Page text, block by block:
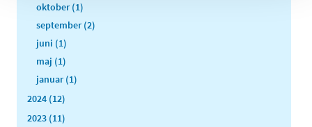
oktober (1)
september (2)
juni (1)
maj (1)
januar (1)
2024 (12)
2023 (11)